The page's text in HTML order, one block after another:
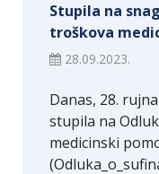
Stupila na
troškova
28.09.2023.
Danas, 28.
stupila na
medicinski